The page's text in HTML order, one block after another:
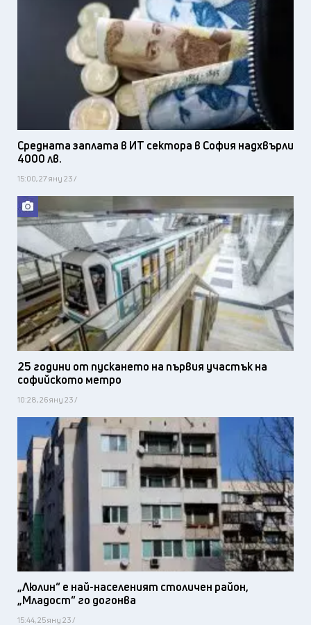
Средната заплата в ИТ сектора в София надхвърли
4000 лв.
15:00, 27 яну 23 /
25 години от пускането на първия участък на
софийското метро
10:28, 26 яну 23 /
„Люлин“ е най-населеният столичен район,
„Младост“ го догонва
15:44, 25 яну 23 /